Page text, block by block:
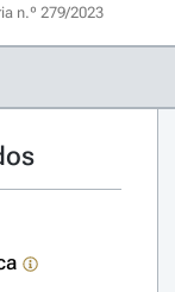
n.º 279/2023